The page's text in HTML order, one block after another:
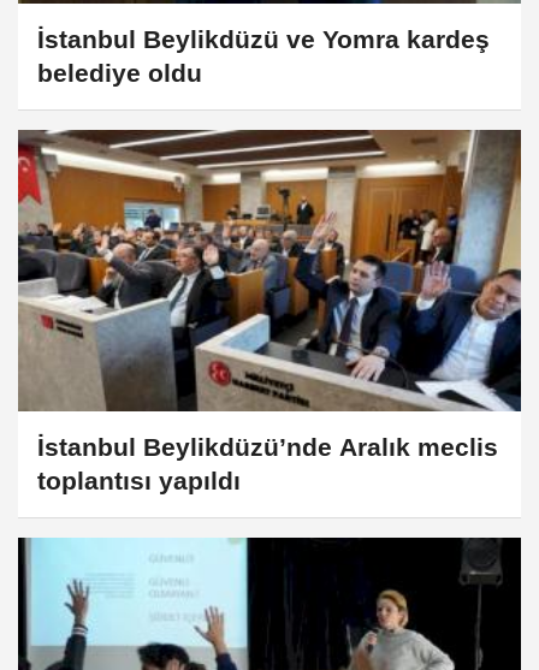
İstanbul Beylikdüzü ve Yomra kardeş
belediye oldu
İstanbul Beylikdüzü’nde Aralık meclis
toplantısı yapıldı